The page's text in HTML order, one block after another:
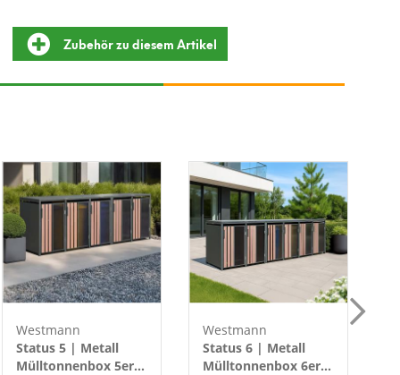
Zubehör zu diesem Artikel
Westmann
Status 5 | Metall
Mülltonnenbox 5er |
Westmann
Status 6 | Metall
Mülltonnenbox 6er |